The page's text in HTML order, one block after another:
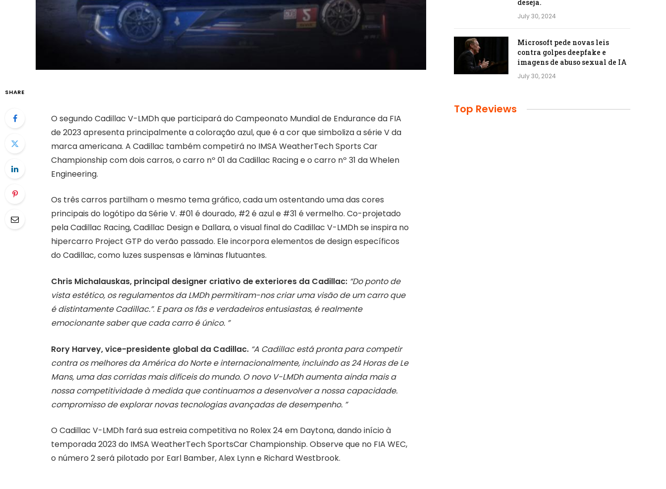
SHARE
O segundo Cadillac V-LMDh que participará do Campeonato Mundial de Endurance da FIA
de 2023 apresenta principalmente a coloração azul, que é a cor que simboliza a série V da
marca americana. A Cadillac também competirá no IMSA WeatherTech Sports Car
Championship com dois carros, o carro nº 01 da Cadillac Racing e o carro nº 31 da Whelen
Engineering.
Os três carros partilham o mesmo tema gráfico, cada um ostentando uma das cores
principais do logótipo da Série V. #01 é dourado, #2 é azul e #31 é vermelho. Co-projetado
pela Cadillac Racing, Cadillac Design e Dallara, o visual final do Cadillac V-LMDh se inspira no
hipercarro Project GTP do verão passado. Ele incorpora elementos de design específicos
do Cadillac, como luzes suspensas e lâminas flutuantes.
Chris Michalauskas, principal designer criativo de exteriores da Cadillac: “Do ponto de
vista estético, os regulamentos da LMDh permitiram-nos criar uma visão de um carro que
é distintamente Cadillac.”. E para os fãs e verdadeiros entusiastas, é realmente
emocionante saber que cada carro é único. ”
Rory Harvey, vice-presidente global da Cadillac. “A Cadillac está pronta para competir
contra os melhores da América do Norte e internacionalmente, incluindo as 24 Horas de Le
Mans, uma das corridas mais difíceis do mundo. O novo V-LMDh aumenta ainda mais a
nossa competitividade à medida que continuamos a desenvolver a nossa capacidade.
compromisso de explorar novas tecnologias avançadas de desempenho. ”
O Cadillac V-LMDh fará sua estreia competitiva no Rolex 24 em Daytona, dando início à
temporada 2023 do IMSA WeatherTech SportsCar Championship. Observe que no FIA WEC,
o número 2 será pilotado por Earl Bamber, Alex Lynn e Richard Westbrook.
deseja.
July 30, 2024
Microsoft pede novas leis
contra golpes deepfake e
imagens de abuso sexual de IA
July 30, 2024
Top Reviews